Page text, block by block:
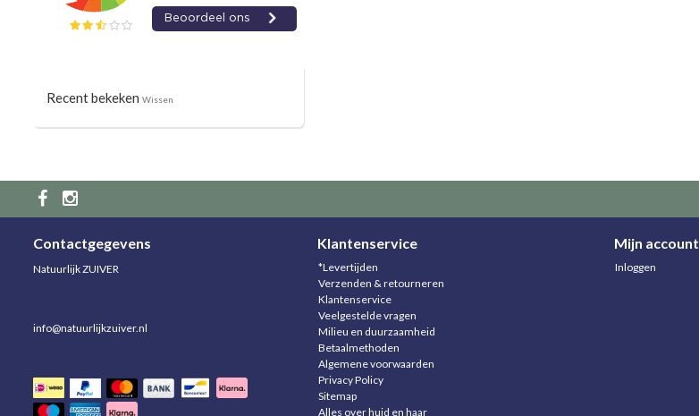
Recent bekeken Wissen
Contactgegevens
Natuurlijk ZUIVER
info@natuurlijkzuiver.nl
Klantenservice
*Levertijden
Verzenden & retourneren
Klantenservice
Veelgestelde vragen
Milieu en duurzaamheid
Betaalmethoden
Algemene voorwaarden
Privacy Policy
Sitemap
Alles over huid en haar
Mijn account
Inloggen